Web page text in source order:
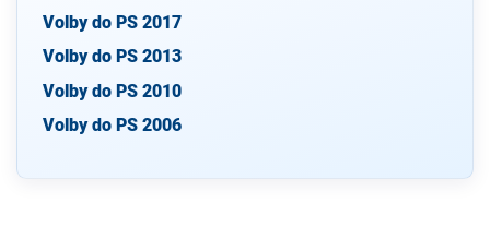
Volby do PS 2017
Volby do PS 2013
Volby do PS 2010
Volby do PS 2006